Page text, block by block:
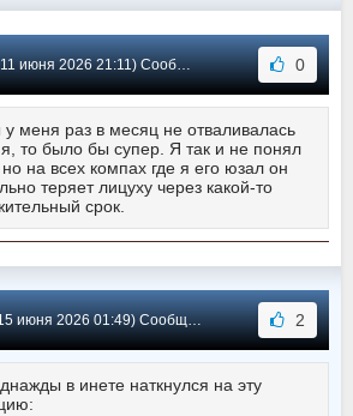
июня 2026 21:11) Сообщение #607 0
меня раз в месяц не отваливалась
то было бы супер. Я так и не понял
на всех компах где я его юзал он
теряет лицуху через какой-то
срок.
июня 2026 01:49) Сообщение #606 2
в инете наткнулся на эту